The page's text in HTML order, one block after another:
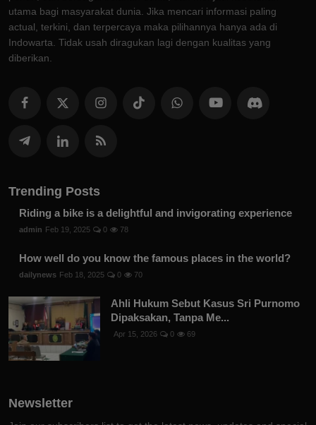
utama bagi masyarakat dunia. Jika mencari informasi paling
actual, terkini, dan terpercaya maka pilihannya hanya ada di
Indowarta. Tidak usah diragukan lagi dengan kualitas yang
diberikan.
Trending Posts
Riding a bike is a delightful and invigorating experience
admin Feb 19, 2025 0 78
How well do you know the famous places in the world?
dailynews Feb 18, 2025 0 70
Ahli Hukum Sebut Kasus Sri Purnomo
Dipaksakan, Tanpa Me...
Apr 15, 2026 0 69
Newsletter